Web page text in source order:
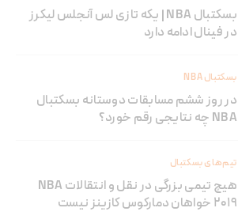
بسکتبال NBA | یکه تازی لس آنجلس لیکرز
در فینال ادامه دارد
بسکتبال NBA
در روز ششم مسابقات دوستانه بسکتبال
NBA چه نتایجی رقم خورد؟
تیم‌های بسکتبال
هیچ تیمی بزرگی در نقل و انتقالات NBA
۲۰۱۹ خواهان دمارکوس کازینز نیست